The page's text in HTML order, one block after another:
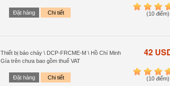
Đặt hàng Chi tiết
1 2 3 4
(10 điểm)
Thiết bị báo cháy \ DCP-FRCME-M \ Hồ Chí Minh
Gía trên chưa bao gồm thuế VAT
Đặt hàng Chi tiết
42
1 2 3 4
(10 điểm)